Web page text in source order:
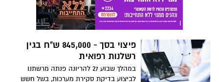
בכדי לפגוע כמה שפחות בסביבה.
פיצוי בסך - 845,000 ש"ח בגין
רשלנות רפואית
במהלך שבוע 27 להריונה פנתה מרשתנו
לביצוע בדיקת סקירת מערכות, בשל חשש